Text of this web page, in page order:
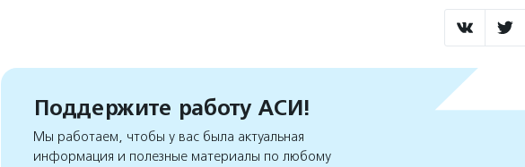
Поддержите работу АСИ!
Мы работаем, чтобы у вас была актуальная
информация и полезные материалы по любому